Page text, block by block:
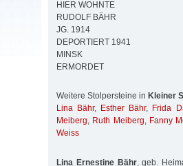
HIER WOHNTE
RUDOLF BÄHR
JG. 1914
DEPORTIERT 1941
MINSK
ERMORDET
Weitere Stolpersteine in Kleiner
Lina Bähr, Esther Bähr, Frida
Meiberg, Ruth Meiberg, Fanny
Weiss
Lina Ernestine Bähr, geb.